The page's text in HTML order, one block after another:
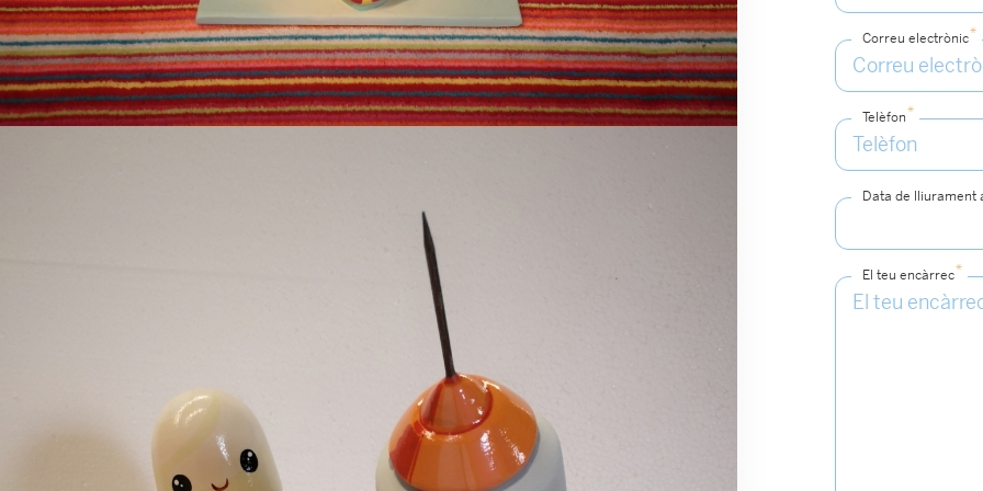
Correu electrònic*
Telèfon*
Data de lliurament
El teu encàrrec*